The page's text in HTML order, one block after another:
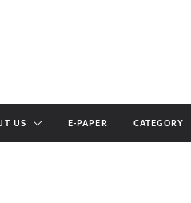
US E-PAPER CATEGORY